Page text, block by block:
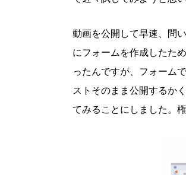
動画を公開して早速、問
にフォームを作成したた
ったんですが、フォーム
ストそのまま公開するか
てみることにしました。